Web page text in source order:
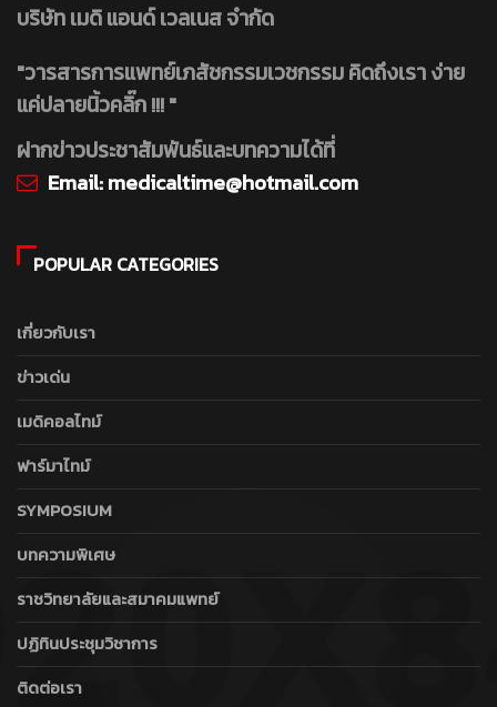
บริษัท เมดิ แอนด์ เวลเนส จำกัด
"วารสารการแพทย์เภสัชกรรมเวชกรรม คิดถึงเรา ง่าย
แค่ปลายนิ้วคลิ๊ก !!! "
ฝากข่าวประชาสัมพันธ์และบทความได้ที่
Email:medicaltime@hotmail.com
POPULAR CATEGORIES
เกี่ยวกับเรา
ข่าวเด่น
เมดิคอลไทม์
ฟาร์มาไทม์
SYMPOSIUM
บทความพิเศษ
ราชวิทยาลัยและสมาคมแพทย์
ปฏิทินประชุมวิชาการ
ติดต่อเรา